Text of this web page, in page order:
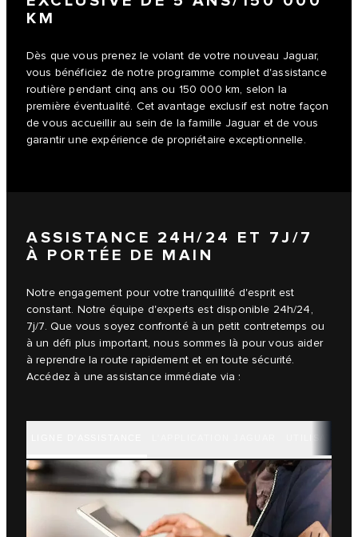
KM
Dès que vous prenez le volant de votre nouveau Jaguar,
vous bénéficiez de notre programme complet d'assistance
routière pendant cinq ans ou 150 000 km, selon la
première éventualité. Cet avantage exclusif est notre façon
de vous accueillir au sein de la famille Jaguar et de vous
garantir une expérience de propriétaire exceptionnelle.
ASSISTANCE 24H/24 ET 7J/7
À PORTÉE DE MAIN
Notre engagement pour votre tranquillité d'esprit est
constant. Notre équipe d'experts est disponible 24h/24,
7j/7. Que vous soyez confronté à un petit contretemps ou
à un défi plus important, nous sommes là pour vous aider
à reprendre la route rapidement et en toute sécurité.
Accédez à une assistance immédiate via :